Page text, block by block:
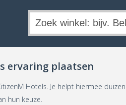
ervaring plaatsen
Hotels. Je helpt hiermee
hun keuze.